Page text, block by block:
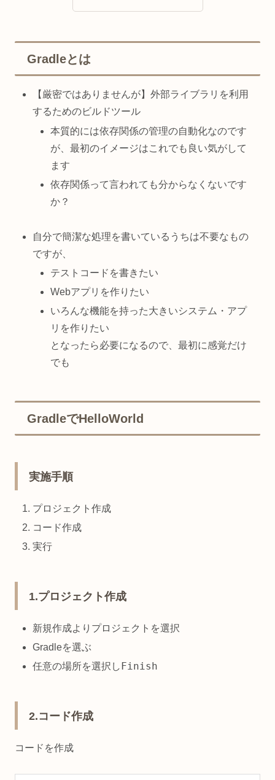
Gradleとは
【厳密ではありませんが】外部ライブラリを利用
するためのビルドツール
本質的には依存関係の管理の自動化なのです
が、最初のイメージはこれでも良い気がして
ます
依存関係って言われても分からなくないです
か？
自分で簡潔な処理を書いているうちは不要なもの
ですが、
テストコードを書きたい
Webアプリを作りたい
いろんな機能を持った大きいシステム・アプ
リを作りたい
となったら必要になるので、最初に感覚だけ
でも
GradleでHelloWorld
実施手順
プロジェクト作成
コード作成
実行
1.プロジェクト作成
新規作成よりプロジェクトを選択
Gradleを選ぶ
任意の場所を選択しFinish
2.コード作成
コードを作成